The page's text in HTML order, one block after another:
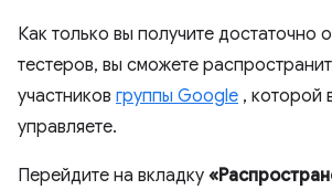
Как только вы получите достаточно
тестеров, вы сможете
участников группы Google , которой
управляете.
Перейдите на вкладку